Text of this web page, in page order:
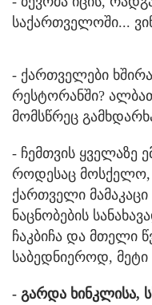
საქართველოში...
- ქართველები
რესტორანში?
მომსწრეც
- ჩემთვის ყველაზე
როდესაც მოსქელო,
ქართველი
ნაცნობების
ჩაკბიჩა და მთელი
საბედნიეროდ,
- გარდა ხინკლისა,